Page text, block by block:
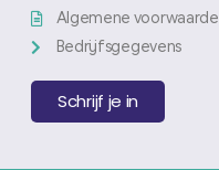
Algemene
Bedrijfsgegevens
Schrijf je in